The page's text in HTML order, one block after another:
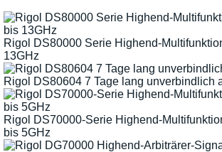
Rigol DS80000 Serie Highend-
13GHz
Rigol DS80604 7 Tage lang unverbindlich
Rigol DS70000-Serie Highend-
bis 5GHz